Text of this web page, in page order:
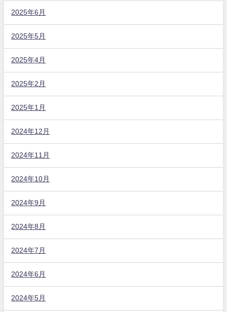
2025年6月
2025年5月
2025年4月
2025年2月
2025年1月
2024年12月
2024年11月
2024年10月
2024年9月
2024年8月
2024年7月
2024年6月
2024年5月